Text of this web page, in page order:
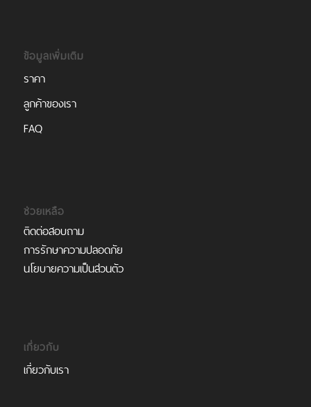
ข้อมูลเพิ่มเติม
ราคา
ลูกค้าของเรา
FAQ
ช่วยเหลือ
ติดต่อสอบถาม
การรักษาความปลอดภัย
นโยบายความเป็นส่วนตัว
เกี่ยวกับ
เกี่ยวกับเรา